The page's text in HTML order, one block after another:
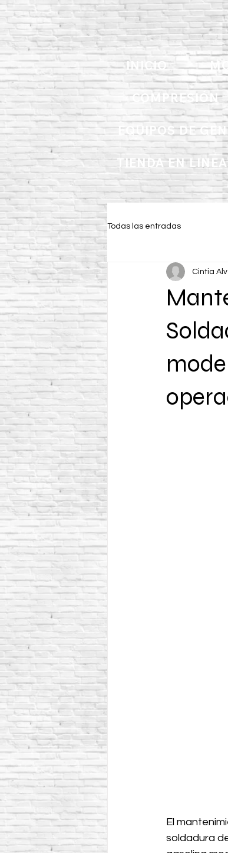
INICIO
COMPRESIÓN
EQUIPOS DE
TIENDA EN LINEA
Todas las entradas
Cintia
El
soldadura